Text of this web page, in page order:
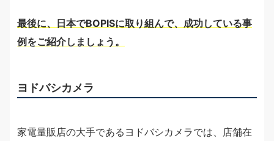
最後に、日本でBOPISに取り組んで、成功している事
例をご紹介しましょう。
ヨドバシカメラ
家電量販店の大手であるヨドバシカメラでは、店舗在